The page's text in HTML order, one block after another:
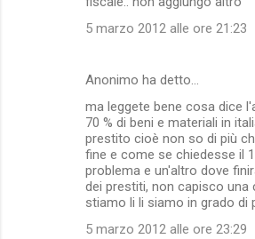
5 marzo 2012 alle ore 21:23
Anonimo ha detto…
ma leggete bene cosa dice
70 % di beni e materiali in
prestito cioè non so di più
fine e come se chiedesse il
problema e un'altro dove
dei prestiti, non capisco una
stiamo li li siamo in grado di
5 marzo 2012 alle ore 23:29